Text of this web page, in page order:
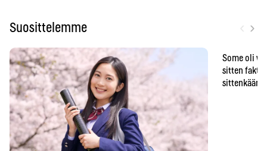
Suosittelemme ›
Some oli
sitten
sittenkään